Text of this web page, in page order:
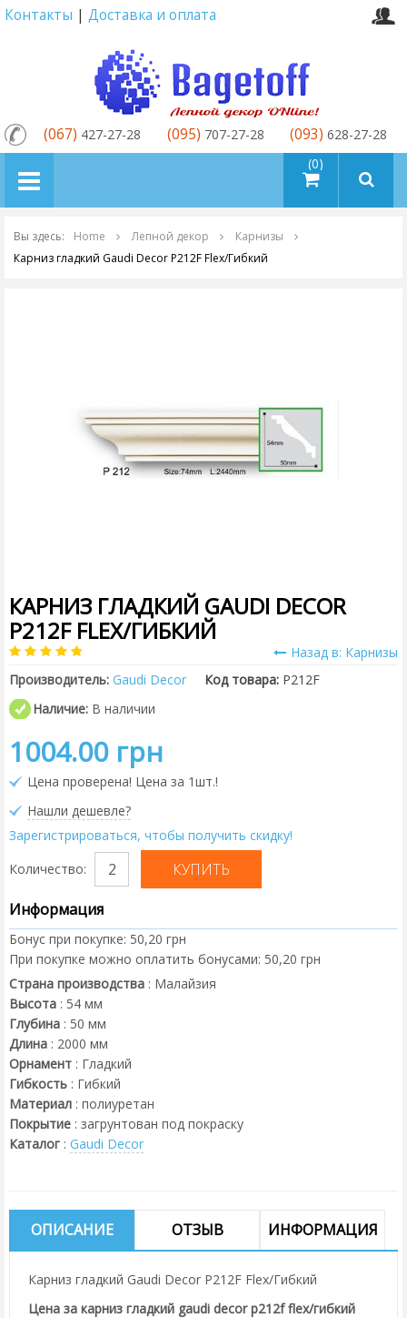
Контакты | Доставка и оплата
товаров (0)
(067) 427-27-28 (095) 707-27-28 (093) 628-27-28
Вы здесь: Home Лепной декор
Карнизы
Карниз гладкий Gaudi Decor P212F Flex/Гибкий
КАРНИЗ ГЛАДКИЙ GAUDI DECOR
P212F FLEX/ГИБКИЙ
Назад в: Карнизы
Производитель: Gaudi Decor Код товара: P212F
Наличие: В наличии
1004.00 грн
Цена проверена! Цена за 1шт.!
Нашли дешевле?
Зарегистрироваться, чтобы получить скидку!
Количество:
Информация
Бонус при покупке: 50,20 грн
При покупке можно оплатить бонусами: 50,20 грн
Страна производства : Малайзия
Высота : 54 мм
Глубина : 50 мм
Длина : 2000 мм
Орнамент : Гладкий
Гибкость : Гибкий
Материал : полиуретан
Покрытие : загрунтован под покраску
Каталог : Gaudi Decor
ОПИСАНИЕ ОТЗЫВ ИНФОРМАЦИЯ
Карниз гладкий Gaudi Decor P212F Flex/Гибкий
Цена за карниз гладкий gaudi decor p212f flex/гибкий